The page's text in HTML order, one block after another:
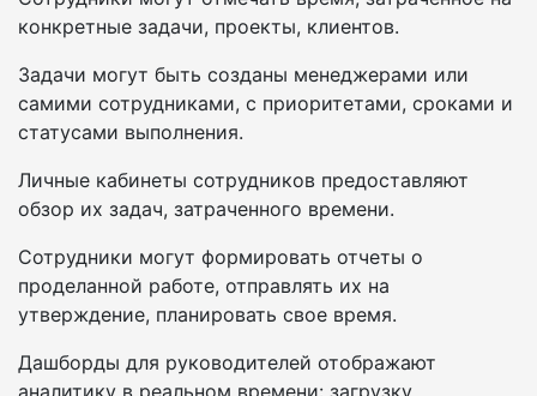
конкретные задачи, проекты, клиентов.
Задачи могут быть созданы менеджерами или
самими сотрудниками, с приоритетами, сроками и
статусами выполнения.
Личные кабинеты сотрудников предоставляют
обзор их задач, затраченного времени.
Сотрудники могут формировать отчеты о
проделанной работе, отправлять их на
утверждение, планировать свое время.
Дашборды для руководителей отображают